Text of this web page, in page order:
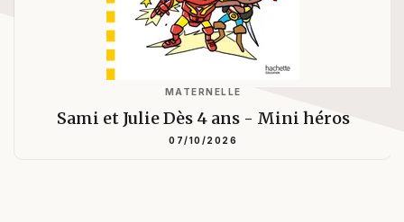
MATERNELLE
Sami et Julie Dès 4 ans - Mini héros
07/10/2026